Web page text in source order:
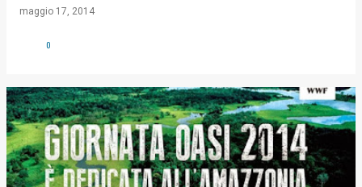
maggio 17, 2014
0